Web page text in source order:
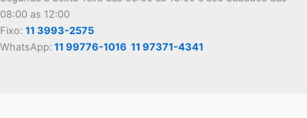
08:00 as 12:00
Fixo: 11 3993-2575
WhatsApp: 11 99776-1016 11 97371-4341